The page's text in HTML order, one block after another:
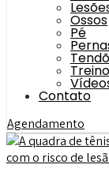
Ossos
Pé
Treino
Contato
Agendamento